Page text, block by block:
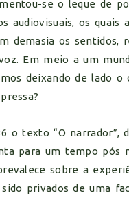
se o leque de
audiovisuais, os quais
demasia os sentidos,
Em meio a um
deixando de lado o
o texto “O narrador”,
para um tempo pós
sobre a
privados de uma